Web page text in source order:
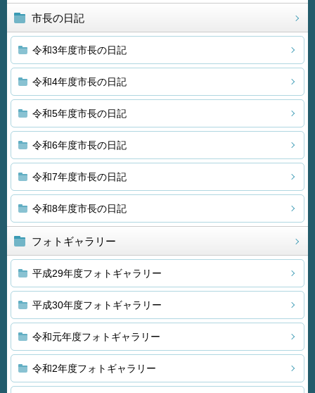
市長の日記
令和3年度市長の日記
令和4年度市長の日記
令和5年度市長の日記
令和6年度市長の日記
令和7年度市長の日記
令和8年度市長の日記
フォトギャラリー
平成29年度フォトギャラリー
平成30年度フォトギャラリー
令和元年度フォトギャラリー
令和2年度フォトギャラリー